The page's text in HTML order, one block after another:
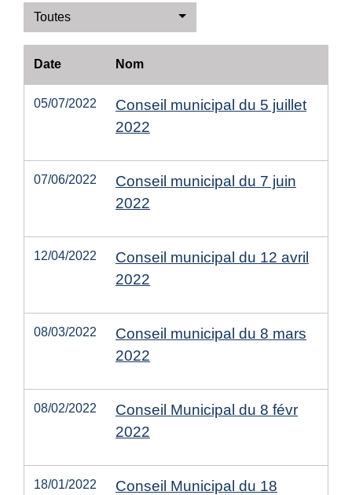
Toutes
Date Nom
05/07/2022
Conseil municipal du 5 juillet
2022
07/06/2022
Conseil municipal du 7 juin
2022
12/04/2022
Conseil municipal du 12 avril
2022
08/03/2022
Conseil municipal du 8 mars
2022
08/02/2022
Conseil Municipal du 8 févr
2022
18/01/2022
Conseil Municipal du 18